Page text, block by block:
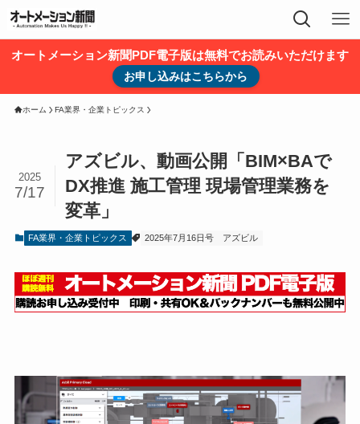
オートメーション新聞PDF電子版は無料でお読みいただけます
お申し込みはこちらから
ホーム FA業界・企業トピックス
アズビル、動画公開「BIM×BAで
DX推進 施工管理 現場管理業務を
変革」
2025
7/17
FA業界・企業トピックス 2025年7月16日号 アズビル